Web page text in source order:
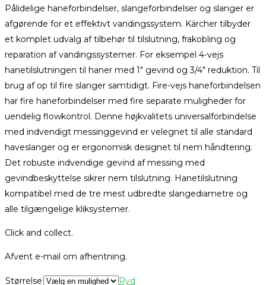
Pålidelige haneforbindelser, slangeforbindelser og slanger er
afgørende for et effektivt vandingssystem. Kärcher tilbyder
et komplet udvalg af tilbehør til tilslutning, frakobling og
reparation af vandingssystemer. For eksempel 4-vejs
hanetilslutningen til haner med 1″ gevind og 3/4″ reduktion. Til
brug af op til fire slanger samtidigt. Fire-vejs haneforbindelsen
har fire haneforbindelser med fire separate muligheder for
uendelig flowkontrol. Denne højkvalitets universalforbindelse
med indvendigt messinggevind er velegnet til alle standard
haveslanger og er ergonomisk designet til nem håndtering.
Det robuste indvendige gevind af messing med
gevindbeskyttelse sikrer nem tilslutning. Hanetilslutning
kompatibel med de tre mest udbredte slangediametre og
alle tilgængelige kliksystemer.
Click and collect.
Afvent e-mail om afhentning.
Størrelse Ryd